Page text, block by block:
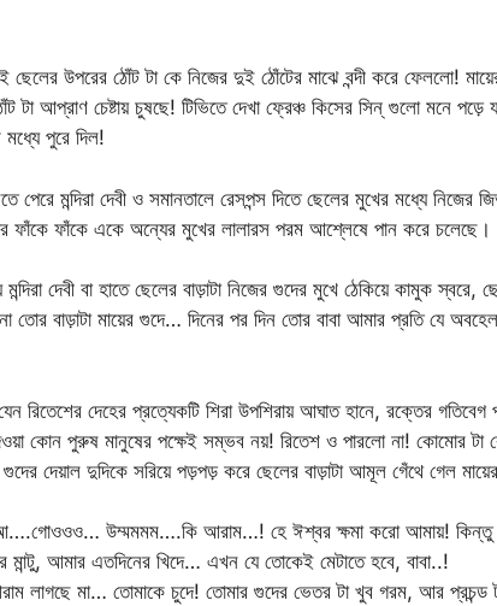
ছেলের উপরের ঠোঁট টা কে নিজের দুই ঠোঁটের মাঝে বন্দী করে ফেললো!
ঠোঁট টা আপ্রাণ চেষ্টায় চুষছে! টিভিতে দেখা ফ্রেঞ্চ কিসের সিন্ গুলো মনে
মধ্যে পুরে দিল!
পেরে মন্দিরা দেবী ও সমানতালে রেসপন্স দিতে ছেলের মুখের মধ্যে
ফাঁকে ফাঁকে একে অন্যের মুখের লালারস পরম আশ্লেষে পান করে
মন্দিরা দেবী বা হাতে ছেলের বাড়াটা নিজের গুদের মুখে ঠেকিয়ে কামুক
তোর বাড়াটা মায়ের গুদে… দিনের পর দিন তোর বাবা আমার প্রতি যে
যেন রিতেশের দেহের প্রত্যেকটি শিরা উপশিরায় আঘাত হানে, রক্তের
কোন পুরুষ মানুষের পক্ষেই সম্ভব নয়! রিতেশ ও পারলো না! কোমোর
দেয়াল দুদিকে সরিয়ে পড়পড় করে ছেলের বাড়াটা আমূল গেঁথে গেল
উম্মমমম….কি আরাম…! হে ঈশ্বর ক্ষমা করো আমায়!
মান্টু, আমার এতদিনের খিদে… এখন যে তোকেই মেটাতে হবে, বাবা..!
মা… তোমাকে চুদে! তোমার গুদের ভেতর টা খুব গরম, আর প্রচন্ড